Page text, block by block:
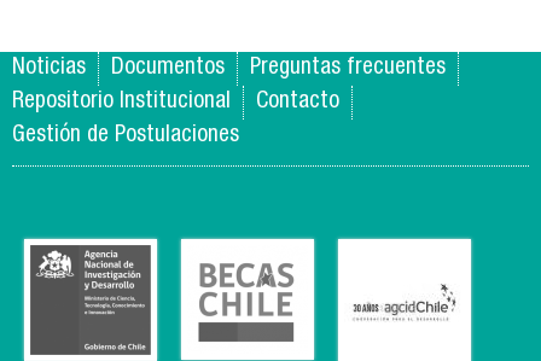
Noticias Documentos
Preguntas frecuentes
Repositorio Institucional
Contacto
Gestión de Postulaciones